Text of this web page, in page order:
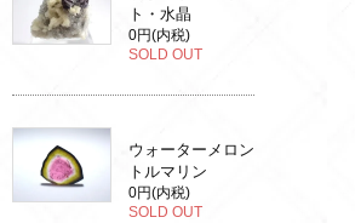
ト・水晶
0円(内税)
SOLD OUT
ウォーターメロン
トルマリン
0円(内税)
SOLD OUT